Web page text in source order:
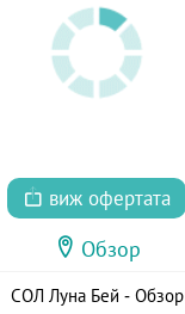
виж офертата
Обзор
СОЛ Луна Бей - Обзор